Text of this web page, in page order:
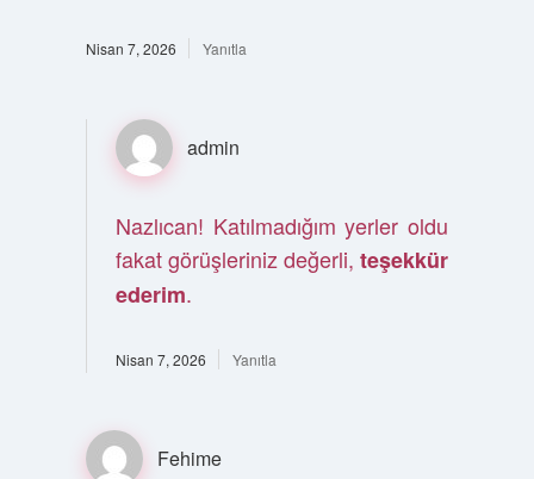
Nisan 7, 2026 Yanıtla
admin
Nazlıcan! Katılmadığım yerler oldu
fakat görüşleriniz değerli,teşekkür
ederim.
Nisan 7, 2026 Yanıtla
Fehime